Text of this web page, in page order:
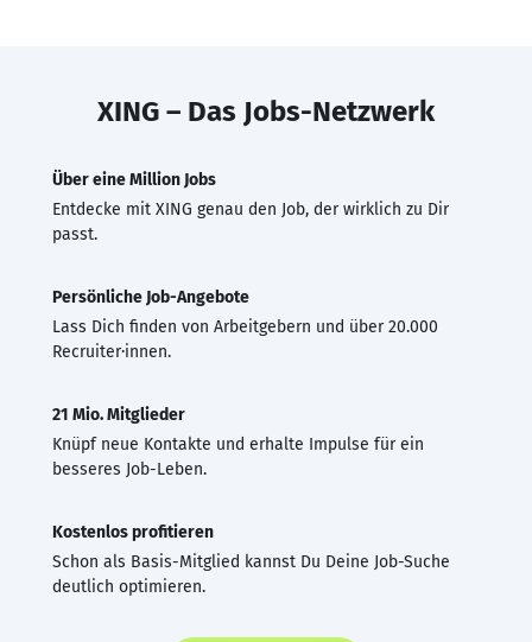
XING – Das Jobs-Netzwerk
Über eine Million Jobs
Entdecke mit XING genau den Job, der wirklich zu Dir
passt.
Persönliche Job-Angebote
Lass Dich finden von Arbeitgebern und über 20.000
Recruiter·innen.
21 Mio. Mitglieder
Knüpf neue Kontakte und erhalte Impulse für ein
besseres Job-Leben.
Kostenlos profitieren
Schon als Basis-Mitglied kannst Du Deine Job-Suche
deutlich optimieren.